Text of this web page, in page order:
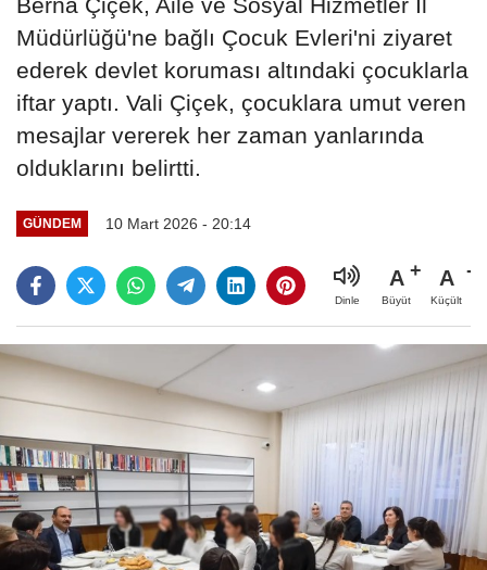
Müdürlüğü'ne bağlı Çocuk Evleri'ni ziyaret
ederek devlet koruması altındaki çocuklarla
iftar yaptı. Vali Çiçek, çocuklara umut veren
mesajlar vererek her zaman yanlarında
olduklarını belirtti.
GÜNDEM 10 Mart 2026 - 20:14
Dinle
A
Büyüt
A
Küçült